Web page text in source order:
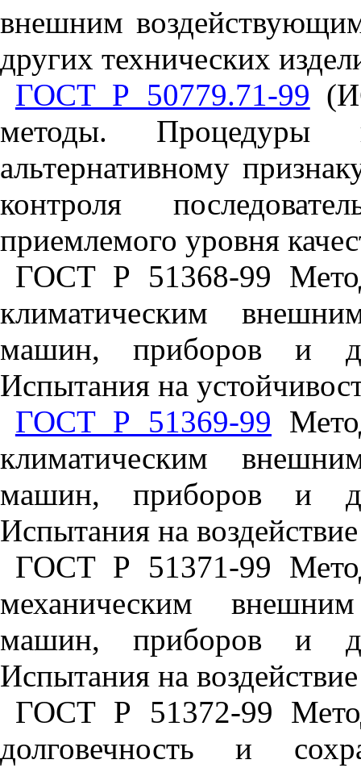
внешним
других технических
ГОСТ Р 50779.71-99
методы. Процедуры
альтернативному
контроля
приемлемого уровня
ГОСТ Р 51368-99
климатическим
машин, приборов и
Испытания на
ГОСТ Р 51369-99
климатическим
машин, приборов и
Испытания на
ГОСТ Р 51371-99
механическим
машин, приборов и
Испытания на
ГОСТ Р 51372-99
долговечность и